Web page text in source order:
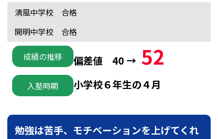
清風中学校 合格
開明中学校 合格
成績の推移 偏差値 40 → 52
入塾時期 小学校６年生の４月
勉強は苦手、モチベーションを上げてくれ